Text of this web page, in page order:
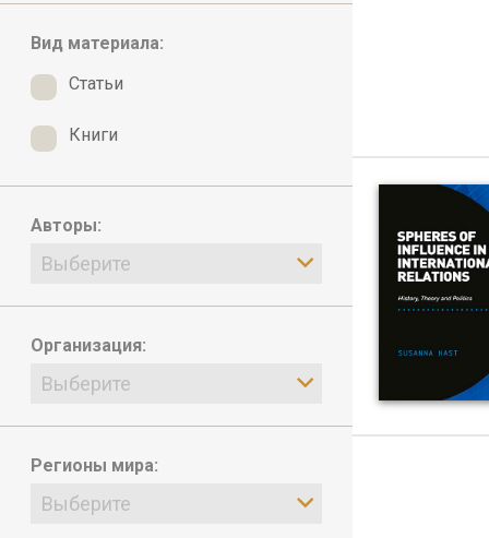
Вид материала:
Статьи
Книги
Авторы:
Выберите
Организация:
Выберите
Регионы мира:
Выберите